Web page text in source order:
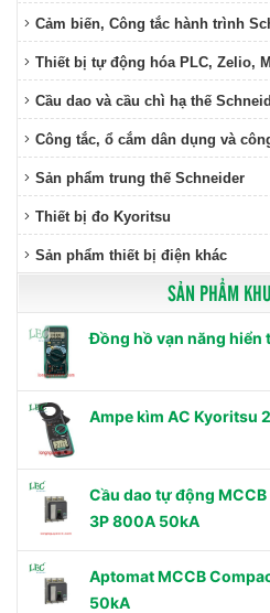
Cảm biến, Công tắc hành trình
Thiết bị tự động hóa PLC, Zelio,
Cầu dao và cầu chì hạ thế
Công tắc, ổ cắm dân dụng và
Sản phẩm trung thế Schneider
Thiết bị đo Kyoritsu
Sản phẩm thiết bị điện khác
SẢN PHẨM
Đồng hồ vạn năng hiển
Ampe kìm AC Kyoritsu
Cầu dao tự động
3P 800A 50kA
Aptomat MCCB
50kA